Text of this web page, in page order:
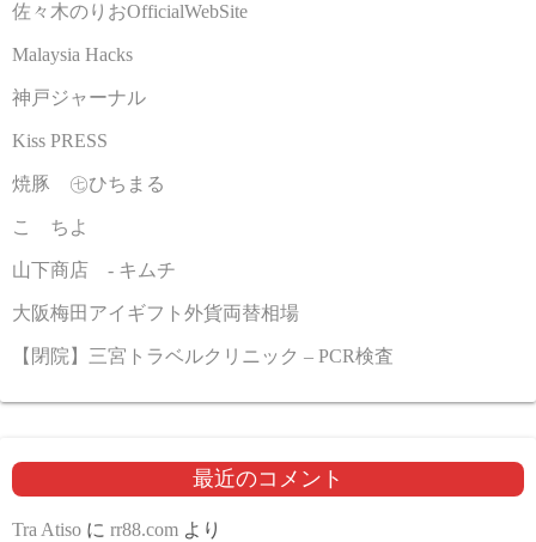
佐々木のりおOfficialWebSite
Malaysia Hacks
神戸ジャーナル
Kiss PRESS
焼豚 ㊆ひちまる
こゝちよ
山下商店 - キムチ
大阪梅田アイギフト外貨両替相場
【閉院】三宮トラベルクリニック – PCR検査
最近のコメント
Tra Atiso に rr88.com より